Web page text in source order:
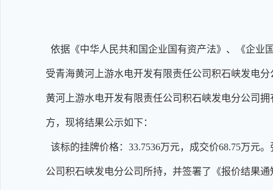
依据《中华人民共和国企业国有资产法》、《企业
受青海黄河上游水电开发有限责任公司积石峡发电
黄河上游水电开发有限责任公司积石峡发电分公司
方，现将结果公示如下：
该标的挂牌价格：33.7536万元，成交价68.75万元
公司积石峡发电分公司所持，并签署了《报价结果